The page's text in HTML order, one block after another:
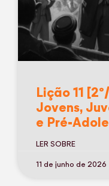
Lição 11
Jovens,
e Pré-
LER SOBRE
11 de junho de 2026